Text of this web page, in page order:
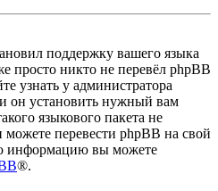
поддержку вашего языка
просто никто не перевёл phpBB
узнать у администратора
он установить нужный вам
языкового пакета не
можете перевести phpBB на свой
информацию вы можете
®.